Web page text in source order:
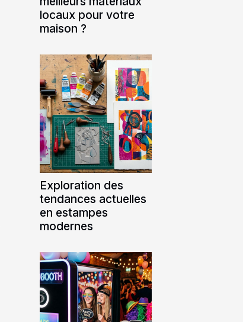
locaux pour votre
maison ?
Exploration des
tendances actuelles
en estampes
modernes